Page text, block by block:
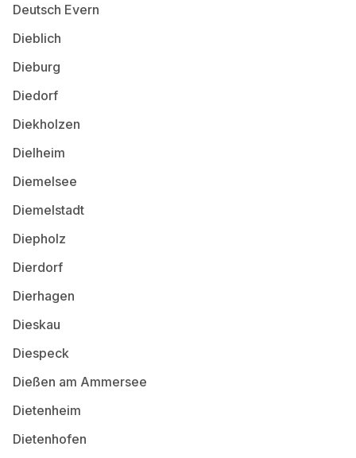
Deutsch Evern
Dieblich
Dieburg
Diedorf
Diekholzen
Dielheim
Diemelsee
Diemelstadt
Diepholz
Dierdorf
Dierhagen
Dieskau
Diespeck
Dießen am Ammersee
Dietenheim
Dietenhofen